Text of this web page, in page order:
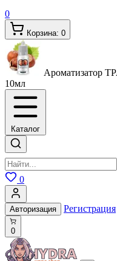
0
Корзина: 0
Ароматизатор
10мл
Каталог
0
Авторизация Регистрация
0